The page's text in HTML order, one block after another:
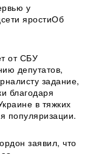
у
яростиОб
от СБУ
депутатов,
задание,
благодаря
в тяжких
популяризации.
заявил, что